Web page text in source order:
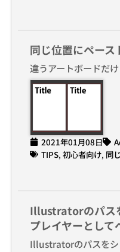
同じ位置にペース
違うアートボードだ
2021年01月08日
TIPS, 初心者向け, 同
Illustratorのパス
プレイヤーとして
Illustratorのパスをシ